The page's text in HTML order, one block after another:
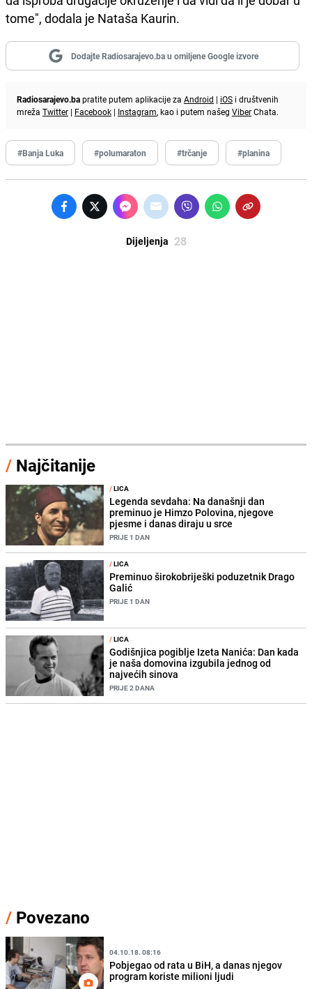
tome", dodala je Nataša Kaurin.
Dodajte Radiosarajevo.ba u omiljene Google izvore
Radiosarajevo.bapratite putem aplikacije za Android | iOS i društvenih
mreža Twitter | Facebook | Instagram, kao i putem našeg ViberChata.
#Banja Luka #polumaraton #trčanje #planina
Dijeljenja 28
/ Najčitanije
/LICA
Legenda sevdaha: Na današnji dan
preminuo je Himzo Polovina, njegove
pjesme i danas diraju u srce
PRIJE 1 DAN
/LICA
Preminuo širokobriješki poduzetnik Drago
Galić
PRIJE 1 DAN
/LICA
Godišnjica pogiblje Izeta Nanića: Dan kada
je naša domovina izgubila jednog od
najvećih sinova
PRIJE 2 DANA
/ Povezano
04.10.18. 08:16
Pobjegao od rata u BiH, a danas njegov
program koriste milioni ljudi